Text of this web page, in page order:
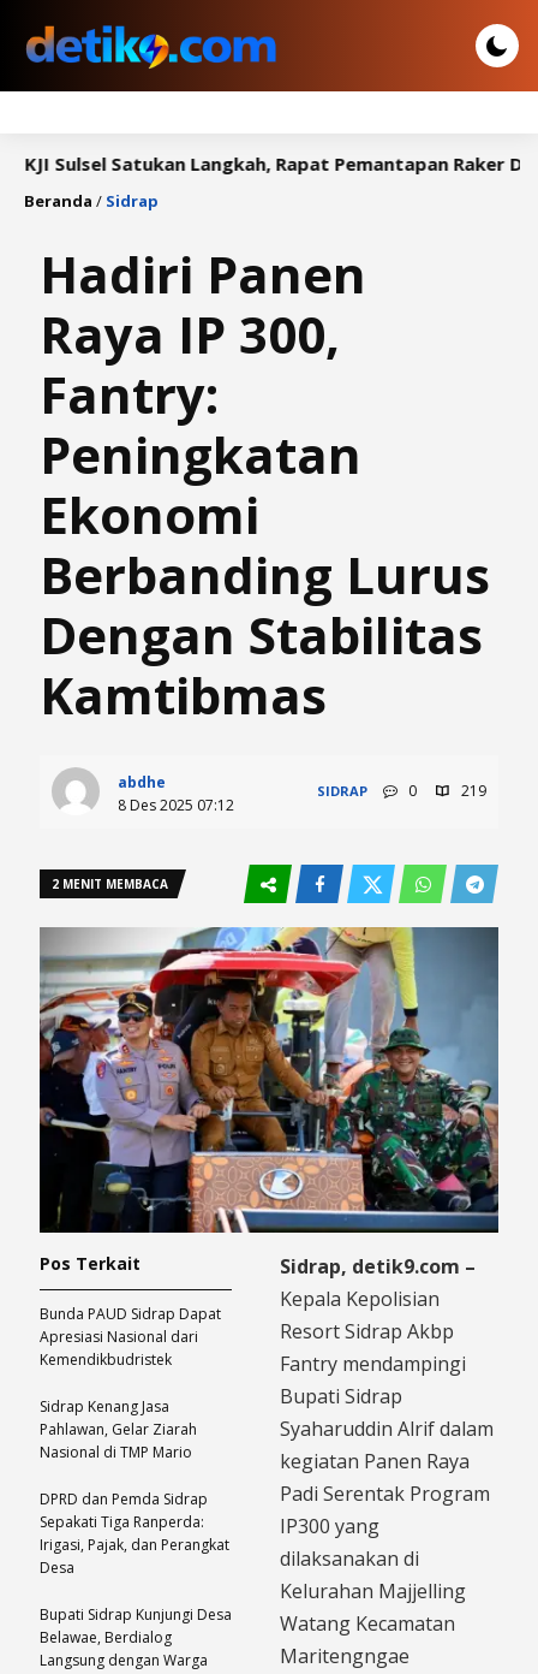
Satukan Langkah, Rapat Pemantapan Raker Digelar di
Beranda / Sidrap
Hadiri Panen
Raya IP 300,
Fantry:
Peningkatan
Ekonomi
Berbanding Lurus
Dengan Stabilitas
Kamtibmas
abdhe
8 Des 2025 07:12
SIDRAP 0 219
2 MENIT MEMBACA
Sidrap, detik9.com –
Kepala Kepolisian
Resort Sidrap Akbp
Fantry mendampingi
Bupati Sidrap
Syaharuddin Alrif dalam
kegiatan Panen Raya
Padi Serentak Program
IP300 yang
dilaksanakan di
Kelurahan Majjelling
Watang Kecamatan
Maritengngae
Pos Terkait
Bunda PAUD Sidrap Dapat
Apresiasi Nasional dari
Kemendikbudristek
Sidrap Kenang Jasa
Pahlawan, Gelar Ziarah
Nasional di TMP Mario
DPRD dan Pemda Sidrap
Sepakati Tiga Ranperda:
Irigasi, Pajak, dan Perangkat
Desa
Bupati Sidrap Kunjungi Desa
Belawae, Berdialog
Langsung dengan Warga